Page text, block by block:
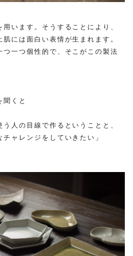
用います。 そうすることにより、
には面白い表情が生まれます。
一つ個性的で、 そこがこの製法
聞くと
う人の目線で作るということと、
ャレンジをしていきたい」